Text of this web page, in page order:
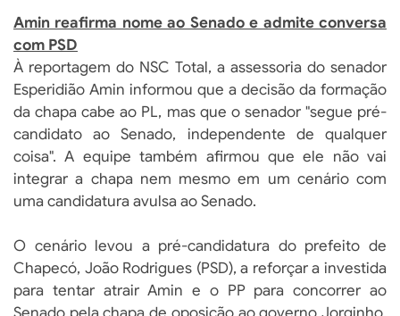
Amin reafirma nome ao Senado e admite conversa
com PSD
À reportagem do NSC Total, a assessoria do senador
Esperidião Amin informou que a decisão da formação
da chapa cabe ao PL, mas que o senador "segue pré-
candidato ao Senado, independente de qualquer
coisa". A equipe também afirmou que ele não vai
integrar a chapa nem mesmo em um cenário com
uma candidatura avulsa ao Senado.
O cenário levou a pré-candidatura do prefeito de
Chapecó, João Rodrigues (PSD), a reforçar a investida
para tentar atrair Amin e o PP para concorrer ao